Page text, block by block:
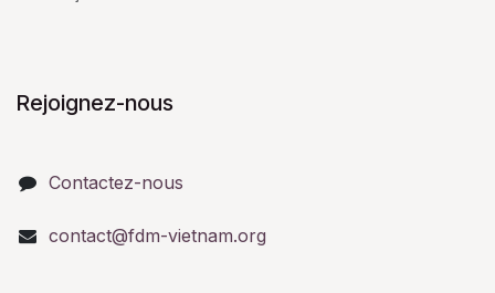
Rejoignez-nous
Contactez-nous
contact@fdm-vietnam.org